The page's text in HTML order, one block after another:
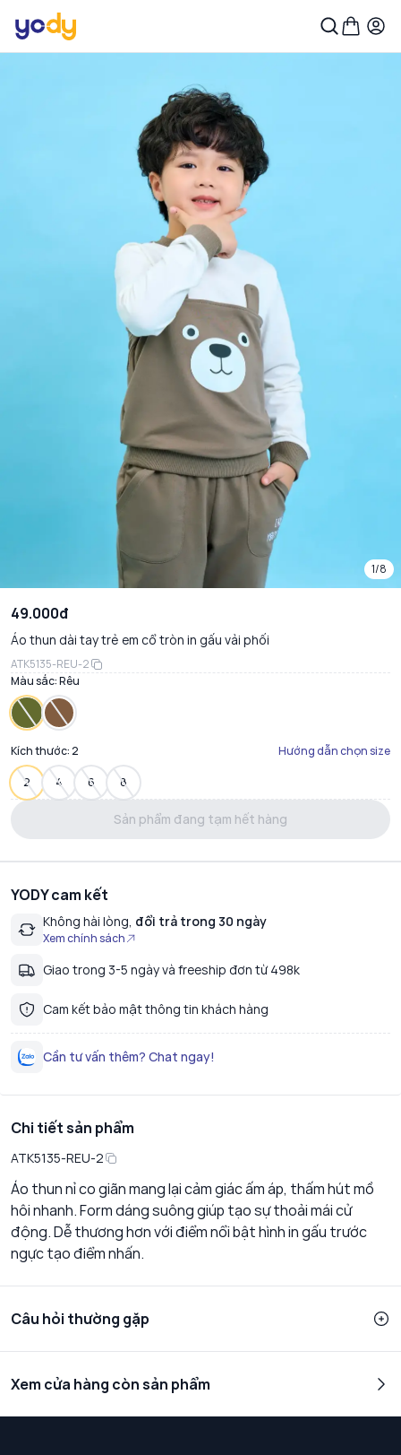
1/8
49.000đ
Áo thun dài tay trẻ em cổ tròn in gấu vải phối
ATK5135-REU-2
Màu sắc:Rêu
Kích thước:2 Hướng dẫn chọn size
2 4 6 8
Sản phẩm đang tạm hết hàng
YODY cam kết
Không hài lòng, đổi trả trong 30 ngày
Xem chính sách
Giao trong 3-5 ngày và freeship đơn từ 498k
Cam kết bảo mật thông tin khách hàng
Cần tư vấn thêm? Chat ngay!
Chi tiết sản phẩm
ATK5135-REU-2
Áo thun nỉ co giãn mang lại cảm giác ấm áp, thấm hút mồ
hôi nhanh. Form dáng suông giúp tạo sự thoải mái cử
động. Dễ thương hơn với điểm nổi bật hình in gấu trước
ngực tạo điểm nhấn.
Câu hỏi thường gặp
Xem cửa hàng còn sản phẩm